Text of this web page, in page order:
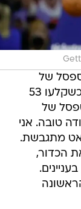
של
הוויזארדס, שהיוו גורם מכריע בניצחון, כשקלעו 53
הספסל של
טובה. אני
מתגבשת.
הכדור,